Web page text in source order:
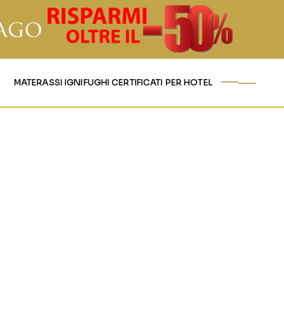
MATERASSI IGNIFUGHI CERTIFICATI PER HOTEL